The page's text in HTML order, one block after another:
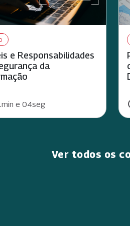
e Responsabilidades
da
e 04seg
Ver todos os